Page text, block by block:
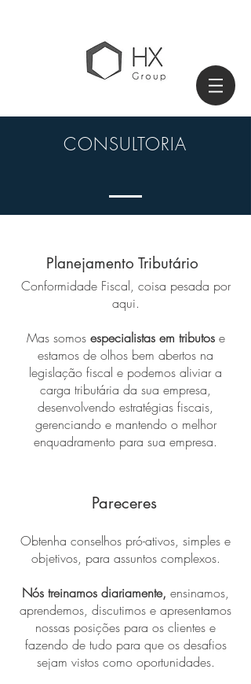
CONSULTORIA
Planejamento Tributário
Conformidade Fiscal, coisa pesada por
aqui.
Mas somos especialistas em tributose
estamos de olhos bem abertos na
legislação fiscal e podemos aliviar a
carga tributária da sua empresa,
desenvolvendo estratégias fiscais,
gerenciando e mantendo o melhor
enquadramento para sua empresa.
Pareceres
Obtenha conselhos pró-ativos, simples e
objetivos, para assuntos complexos.
Nós treinamos diariamente, ensinamos,
aprendemos, discutimos e apresentamos
nossas posições para os clientes e
fazendo de tudo para que os desafios
sejam vistos como oportunidades.